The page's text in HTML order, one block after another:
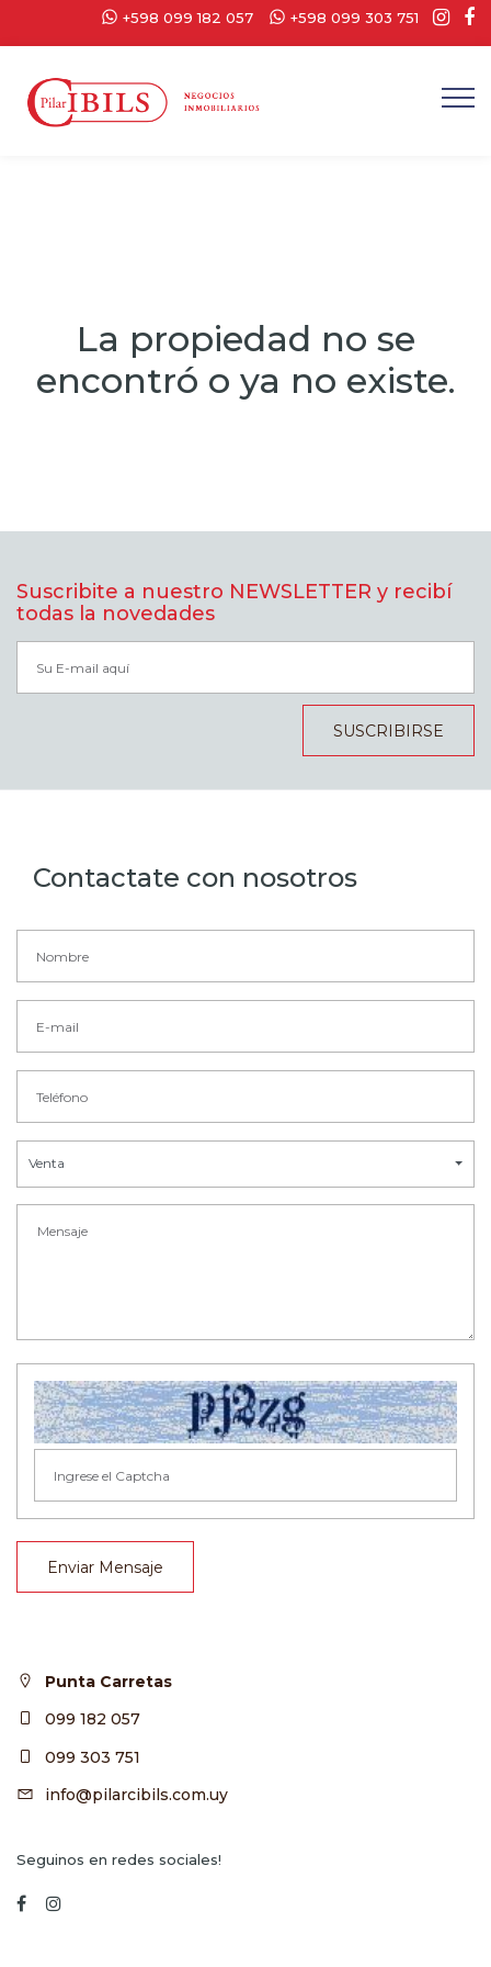
+598 099 182 057 +598 099 303 751
La propiedad no se
encontró o ya no existe.
Suscribite a nuestro NEWSLETTER y recibí
todas la novedades
SUSCRIBIRSE
Contactate con nosotros
Venta
Enviar Mensaje
Punta Carretas
099 182 057
099 303 751
info@pilarcibils.com.uy
Seguinos en redes sociales!